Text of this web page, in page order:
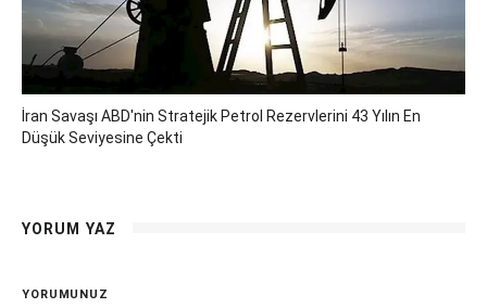
İran Savaşı ABD'nin Stratejik Petrol Rezervlerini 43 Yılın En
Düşük Seviyesine Çekti
YORUM YAZ
YORUMUNUZ